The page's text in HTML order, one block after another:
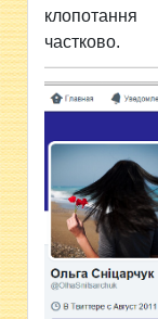
частково.